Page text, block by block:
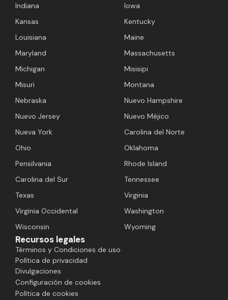
Indiana
Iowa
Kansas
Kentucky
Louisiana
Maine
Maryland
Massachusetts
Michigan
Misisipi
Misuri
Montana
Nebraska
Nuevo Hampshire
Nuevo Jersey
Nuevo Méjico
Nueva York
Carolina del Norte
Ohio
Oklahoma
Pensilvania
Rhode Island
Carolina del Sur
Tennessee
Texas
Virginia
Virginia Occidental
Washington
Wisconsin
Wyoming
Recursos legales
Términos y Condiciones de uso
Política de privacidad
Divulgaciones
Configuración de cookies
Política de cookies